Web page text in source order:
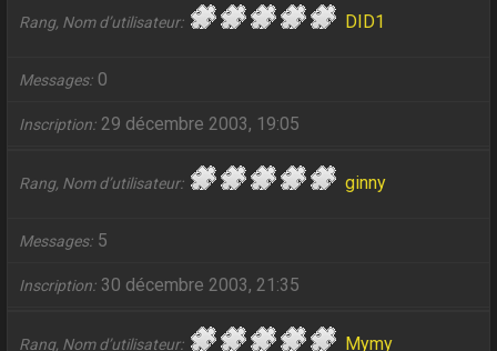
Rang, Nom d’utilisateur DID1
Messages 0
Inscription 29 décembre 2003, 19:05
Rang, Nom d’utilisateur ginny
Messages 5
Inscription 30 décembre 2003, 21:35
Rang, Nom d’utilisateur Mymy